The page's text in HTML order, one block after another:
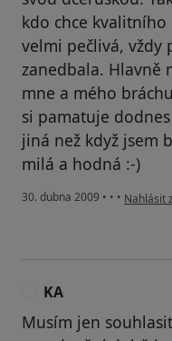
kdo chce kvalitního
velmi pečlivá, vždy
zanedbala. Hlavně
mne a mého
si pamatuje
jiná než když jsem
milá a hodná :-)
30. dubna 2009 • • • podle
Nahlásit
KA
Musím jen